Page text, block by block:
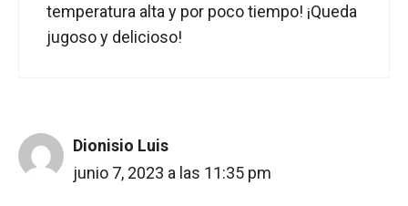
temperatura alta y por poco tiempo! ¡Queda
jugoso y delicioso!
Dionisio Luis
junio 7, 2023 a las 11:35 pm